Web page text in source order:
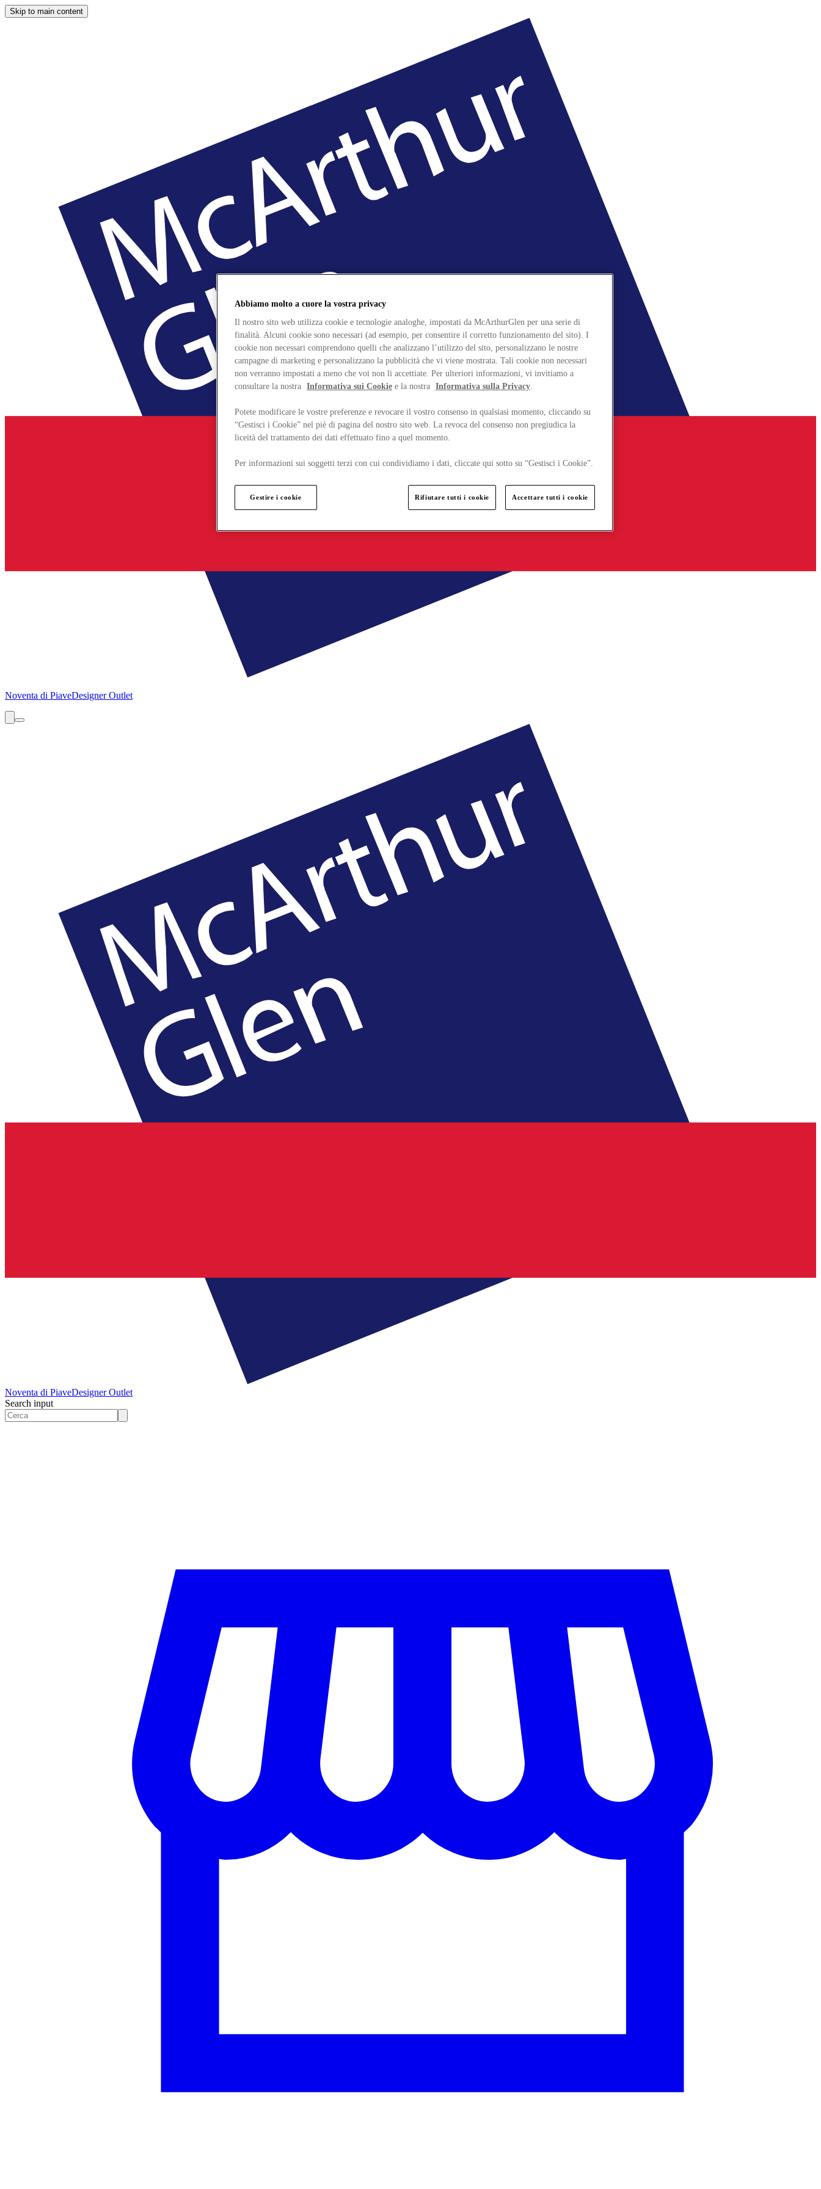
Skip to main content
Noventa di PiaveDesigner Outlet
Noventa di PiaveDesigner Outlet
Search input
Abbiamo molto a cuore la vostra privacy
Il nostro sito web utilizza cookie e tecnologie analoghe, impostati da McArthurGlen per una serie di
finalità. Alcuni cookie sono necessari (ad esempio, per consentire il corretto funzionamento del sito). I
cookie non necessari comprendono quelli che analizzano l’utilizzo del sito, personalizzano le nostre
campagne di marketing e personalizzano la pubblicità che vi viene mostrata. Tali cookie non necessari
non verranno impostati a meno che voi non li accettiate. Per ulteriori informazioni, vi invitiamo a
consultare la nostra Informativa sui Cookie e la nostra Informativa sulla Privacy.
Potete modificare le vostre preferenze e revocare il vostro consenso in qualsiasi momento, cliccando su
“Gestisci i Cookie” nel piè di pagina del nostro sito web. La revoca del consenso non pregiudica la
liceità del trattamento dei dati effettuato fino a quel momento.
Per informazioni sui soggetti terzi con cui condividiamo i dati, cliccate qui sotto su “Gestisci i Cookie”.
Gestire i cookie Rifiutare tutti i cookie Accettare tutti i cookie